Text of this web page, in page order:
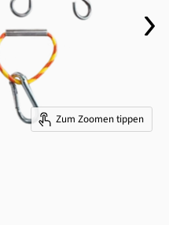
Zum Zoomen tippen